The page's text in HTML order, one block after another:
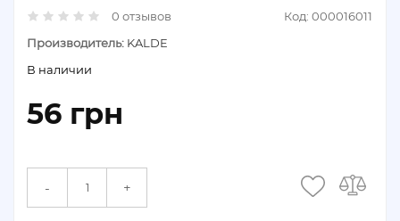
0 отзывов
Код: 000016011
Производитель: KALDE
В наличии
56 грн
- +